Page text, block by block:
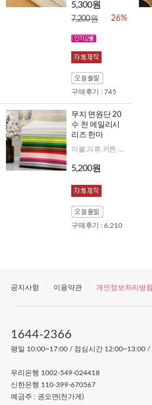
5,300원
7,200원 26%
구매후기 : 745
무지 면원단 20
수 천 에일리시
리즈 한마
5,200원
구매후기 : 6,210
공지사항 이용약관 개인정보처리방침
1644-2366
평일 10:00~17:00 / 점심시간 12:00~13:00 /
우리은행 1002-549-024418
신한은행 110-399-670567
예금주 : 권오면(천가게)